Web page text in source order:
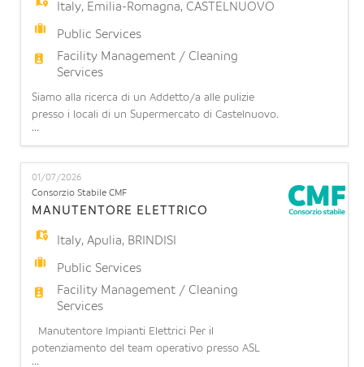
Italy, Emilia-Romagna, CASTELNUOVO
Public Services
Facility Management / Cleaning
Services
Siamo alla ricerca di un Addetto/a alle pulizie
presso i locali di un Supermercato di Castelnuovo.
COSA OFFRIAMO: Contratto part-time: 7/8 ore
settimanali (part time orizzontale 17.5%/20%) su 6
giorni lavorativi a settimana (turnazione da lunedì
a domenica). Possibilità di stabilità: l'opportunità di
...
01/07/2026
Consorzio Stabile CMF
MANUTENTORE ELETTRICO
Italy,Apulia, BRINDISI
Public Services
Facility Management / Cleaning
Services
Manutentore Impianti Elettrici Per il
potenziamento del team operativo presso ASL
...